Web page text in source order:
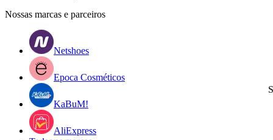
Nossas marcas e parceiros
Netshoes
Epoca Cosméticos
KaBuM!
AliExpress